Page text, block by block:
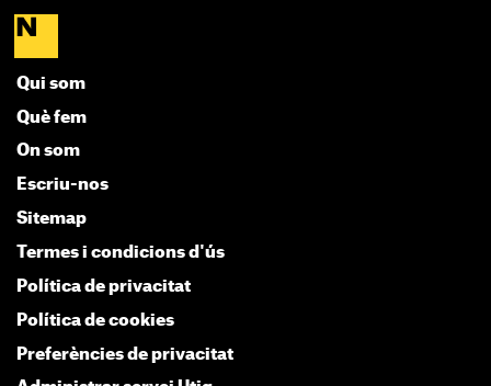
Qui som
Què fem
On som
Escriu-nos
Sitemap
Termes i condicions d'ús
Política de privacitat
Política de cookies
Preferències de privacitat